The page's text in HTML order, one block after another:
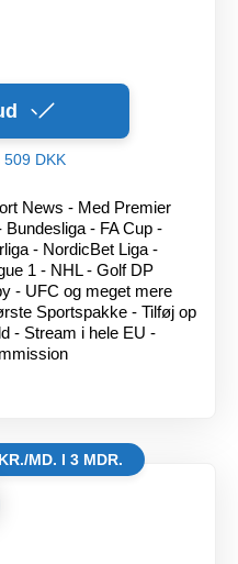
DKK
News - Med Premier
- FA Cup -
- NordicBet Liga -
1 - NHL - Golf DP
- UFC og meget mere
Sportspakke - Tilføj op
- Stream i hele EU -
MD. I 3 MDR.